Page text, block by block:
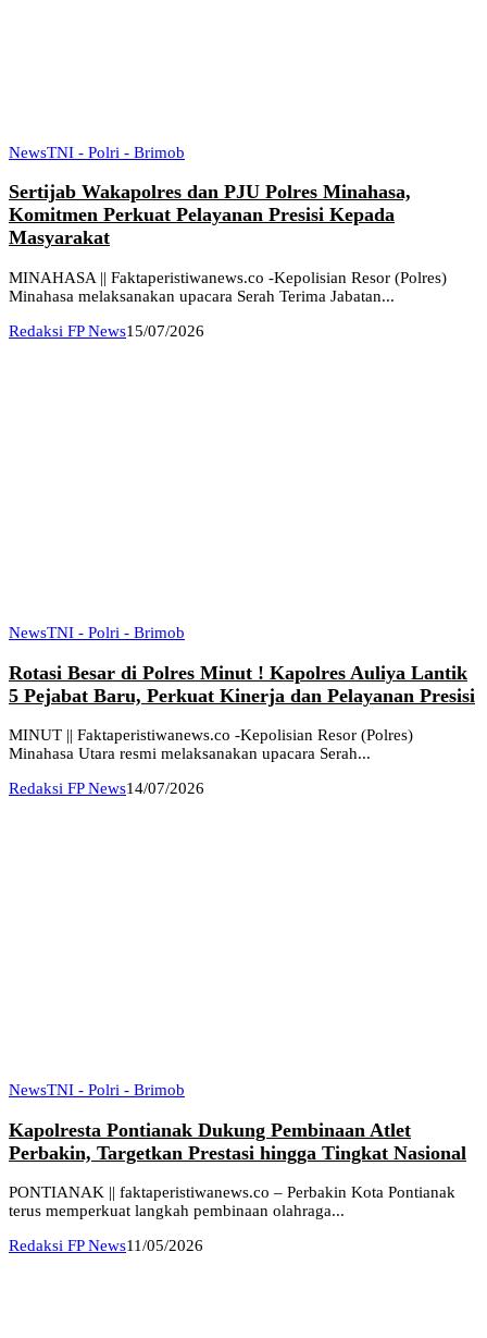
NewsTNI - Polri - Brimob
Sertijab Wakapolres dan PJU Polres Minahasa,
Komitmen Perkuat Pelayanan Presisi Kepada
Masyarakat
MINAHASA || Faktaperistiwanews.co -Kepolisian Resor (Polres)
Minahasa melaksanakan upacara Serah Terima Jabatan...
Redaksi FP News15/07/2026
NewsTNI - Polri - Brimob
Rotasi Besar di Polres Minut ! Kapolres Auliya Lantik
5 Pejabat Baru, Perkuat Kinerja dan Pelayanan Presisi
MINUT || Faktaperistiwanews.co -Kepolisian Resor (Polres)
Minahasa Utara resmi melaksanakan upacara Serah...
Redaksi FP News14/07/2026
NewsTNI - Polri - Brimob
Kapolresta Pontianak Dukung Pembinaan Atlet
Perbakin, Targetkan Prestasi hingga Tingkat Nasional
PONTIANAK || faktaperistiwanews.co – Perbakin Kota Pontianak
terus memperkuat langkah pembinaan olahraga...
Redaksi FP News11/05/2026